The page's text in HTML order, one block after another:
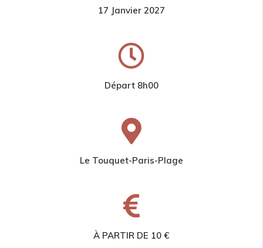
17 Janvier 2027
Départ 8h00
Le Touquet-Paris-Plage
À PARTIR DE 10 €